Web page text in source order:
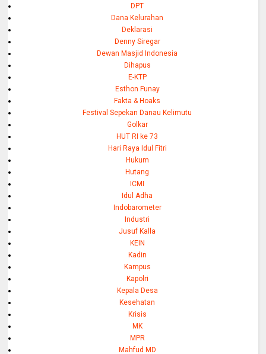
DPT
Dana Kelurahan
Deklarasi
Denny Siregar
Dewan Masjid Indonesia
Dihapus
E-KTP
Esthon Funay
Fakta & Hoaks
Festival Sepekan Danau Kelimutu
Golkar
HUT RI ke 73
Hari Raya Idul Fitri
Hukum
Hutang
ICMI
Idul Adha
Indobarometer
Industri
Jusuf Kalla
KEIN
Kadin
Kampus
Kapolri
Kepala Desa
Kesehatan
Krisis
MK
MPR
Mahfud MD